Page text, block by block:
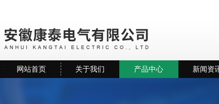
网站首页 关于我们 产品中心 新闻资